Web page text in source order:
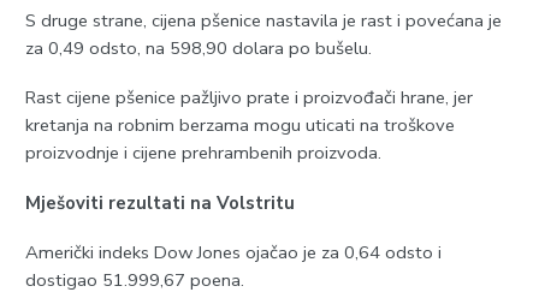
S druge strane, cijena pšenice nastavila je rast i povećana je
za 0,49 odsto, na 598,90 dolara po bušelu.
Rast cijene pšenice pažljivo prate i proizvođači hrane, jer
kretanja na robnim berzama mogu uticati na troškove
proizvodnje i cijene prehrambenih proizvoda.
Mješoviti rezultati na Volstritu
Američki indeks Dow Jones ojačao je za 0,64 odsto i
dostigao 51.999,67 poena.